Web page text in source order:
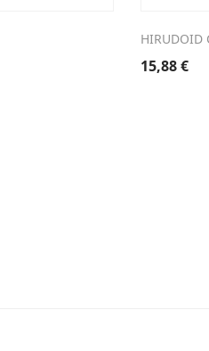
HIRUDOID
15,88€